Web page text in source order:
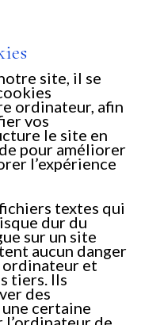
site, il se
ordinateur, afin
vos
le site en
pour améliorer
l’expérience
textes qui
dur du
sur un site
aucun danger
ordinateur et
tiers. Ils
des
certaine